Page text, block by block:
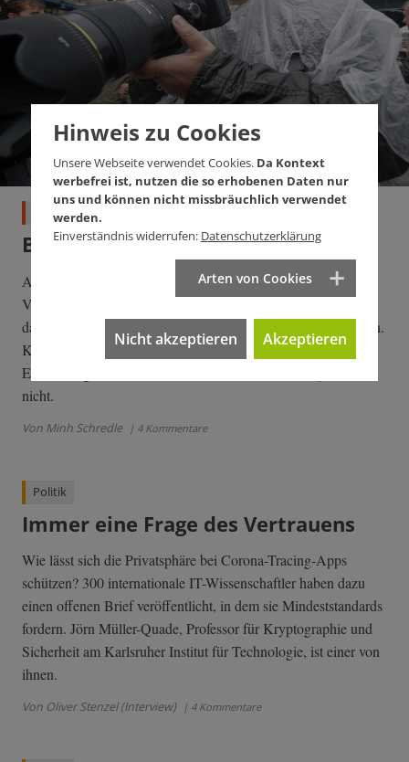
Medien
Behörden als Pressefeinde
Auf Basis falscher Anschuldigungen seitens Polizei und
Verfassungsschutz wurde der Journalist Alfred Denzinger
dabei behindert, über den Hamburger G20-Gipfel zu berichten.
Knapp drei Jahre später steht fest: Das war rechtswidrig.
Entschuldigen will sich das verantwortliche Bundespresseamt
nicht.
Von Minh Schredle | 4 Kommentare
Politik
Immer eine Frage des Vertrauens
Wie lässt sich die Privatsphäre bei Corona-Tracing-Apps
schützen? 300 internationale IT-Wissenschaftler haben dazu
einen offenen Brief veröffentlicht, in dem sie Mindeststandards
fordern. Jörn Müller-Quade, Professor für Kryptographie und
Sicherheit am Karlsruher Institut für Technologie, ist einer von
ihnen.
Von Oliver Stenzel (Interview) | 4 Kommentare
Hinweis zu Cookies
Unsere Webseite verwendet Cookies. Da Kontext
werbefrei ist, nutzen die so erhobenen Daten nur
uns und können nicht missbräuchlich verwendet
werden.
Einverständnis widerrufen: Datenschutzerklärung
Arten von Cookies
Nicht akzeptieren Akzeptieren